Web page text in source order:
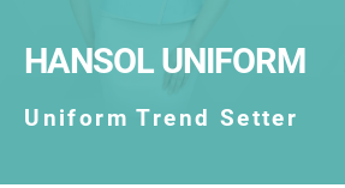
HANSOL UNIFORM
Uniform Trend Setter